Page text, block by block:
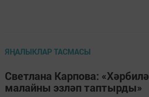
ЯҢАЛЫКЛАР ТАСМАСЫ
Светлана Карпова:
малайны эзләп таптырды»